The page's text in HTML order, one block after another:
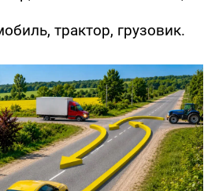
трактор, грузовик.